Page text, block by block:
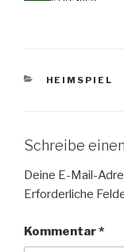
KATEGORIEN
HEIMSPIEL
Schreibe
Deine E-Mail-
Erforderliche
Kommentar*